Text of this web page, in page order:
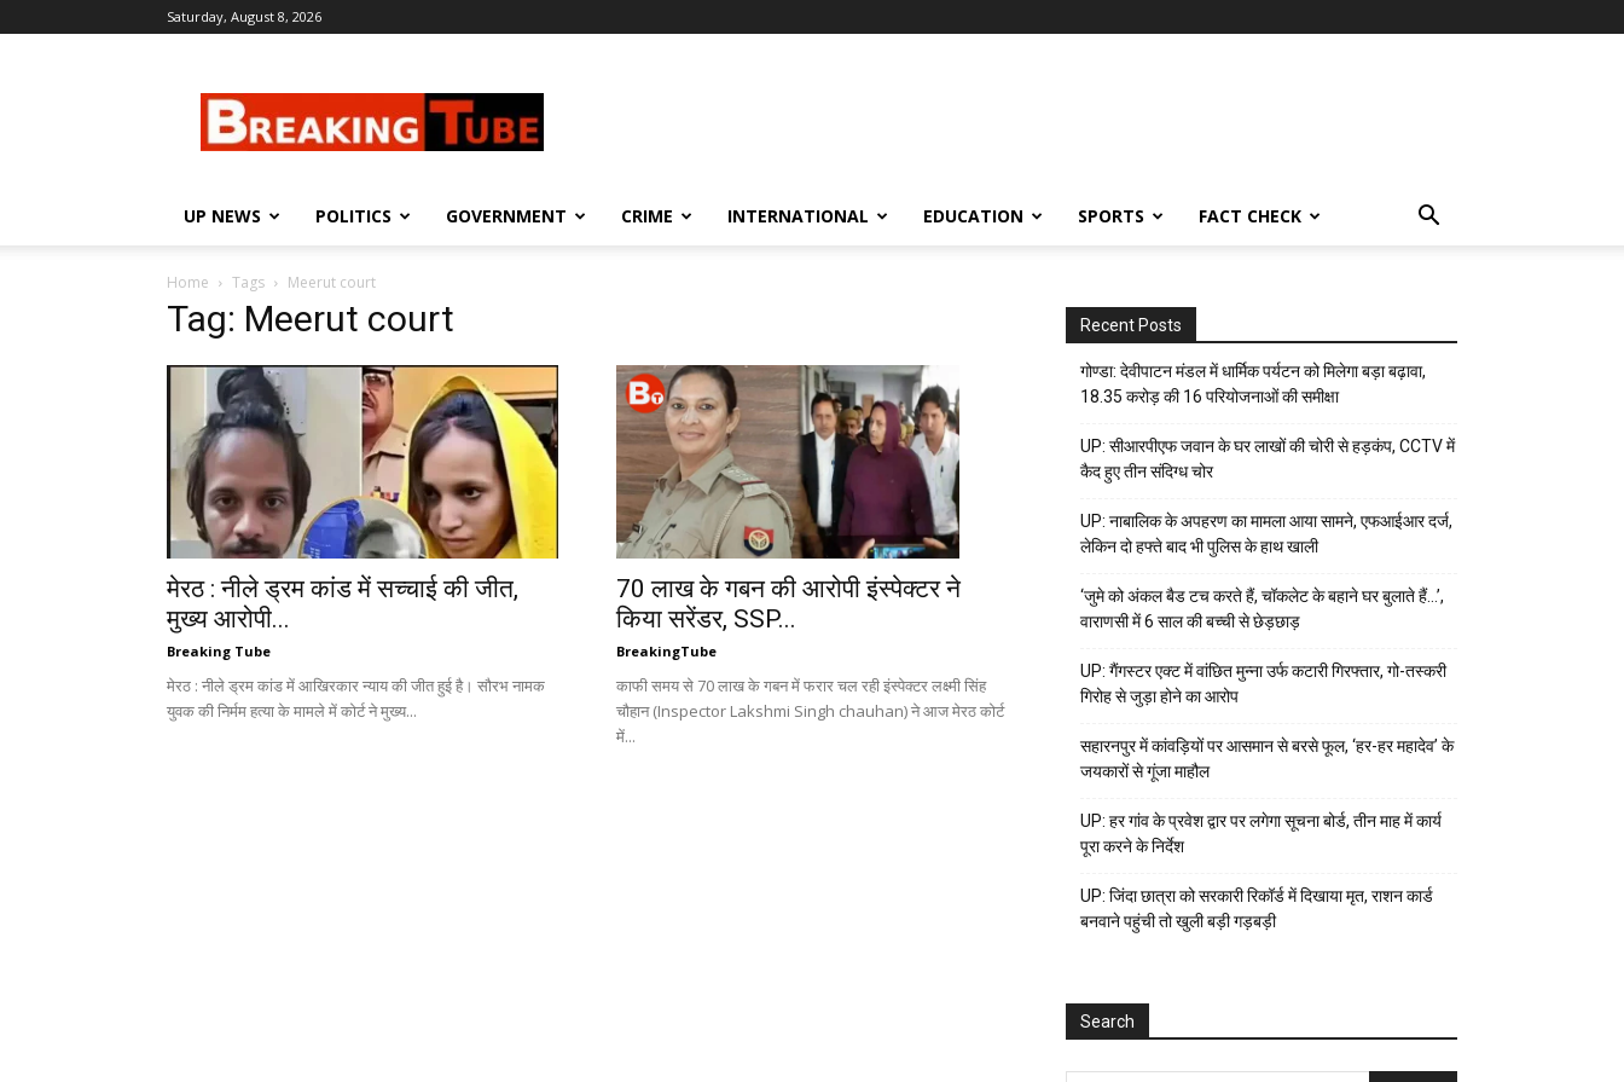
Saturday, August 8, 2026
UP NEWS POLITICS GOVERNMENT CRIME INTERNATIONAL EDUCATION SPORTS FACT CHECK
Home Tags Meerut court
Tag: Meerut court
मेरठ : नीले ड्रम कांड में सच्चाई की जीत,
मुख्य आरोपी...
Breaking Tube
मेरठ : नीले ड्रम कांड में आखिरकार न्याय की जीत हुई है। सौरभ नामक
युवक की निर्मम हत्या के मामले में कोर्ट ने मुख्य...
70 लाख के गबन की आरोपी इंस्पेक्टर ने
किया सरेंडर, SSP...
BreakingTube
काफी समय से 70 लाख के गबन में फरार चल रही इंस्पेक्टर लक्ष्मी सिंह
चौहान (Inspector Lakshmi Singh chauhan) ने आज मेरठ कोर्ट
में...
Recent Posts
गोण्डा: देवीपाटन मंडल में धार्मिक पर्यटन को मिलेगा बड़ा बढ़ावा,
18.35 करोड़ की 16 परियोजनाओं की समीक्षा
UP: सीआरपीएफ जवान के घर लाखों की चोरी से हड़कंप, CCTV में
कैद हुए तीन संदिग्ध चोर
UP: नाबालिक के अपहरण का मामला आया सामने, एफआईआर दर्ज,
लेकिन दो हफ्ते बाद भी पुलिस के हाथ खाली
‘जुमे को अंकल बैड टच करते हैं, चॉकलेट के बहाने घर बुलाते हैं…’,
वाराणसी में 6 साल की बच्ची से छेड़छाड़
UP: गैंगस्टर एक्ट में वांछित मुन्ना उर्फ कटारी गिरफ्तार, गो-तस्करी
गिरोह से जुड़ा होने का आरोप
सहारनपुर में कांवड़ियों पर आसमान से बरसे फूल, ‘हर-हर महादेव’ के
जयकारों से गूंजा माहौल
UP: हर गांव के प्रवेश द्वार पर लगेगा सूचना बोर्ड, तीन माह में कार्य
पूरा करने के निर्देश
UP: जिंदा छात्रा को सरकारी रिकॉर्ड में दिखाया मृत, राशन कार्ड
बनवाने पहुंची तो खुली बड़ी गड़बड़ी
Search